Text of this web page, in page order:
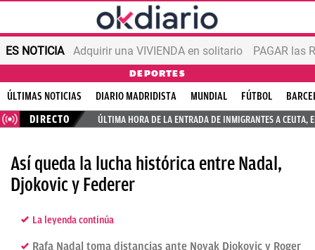
ES NOTICIA Adquirir una VIVIENDA en solitario PAGAR las
DEPORTES
ÚLTIMAS NOTICIAS DIARIO MADRIDISTA MUNDIAL FÚTBOL
DIRECTO
ÚLTIMA HORA DE LA ENTRADA DE INMIGRANTES A CEUTA,
Así queda la lucha histórica entre Nadal,
Djokovic y Federer
La leyenda continúa
Rafa Nadal toma distancias ante Novak Djokovic y Roger